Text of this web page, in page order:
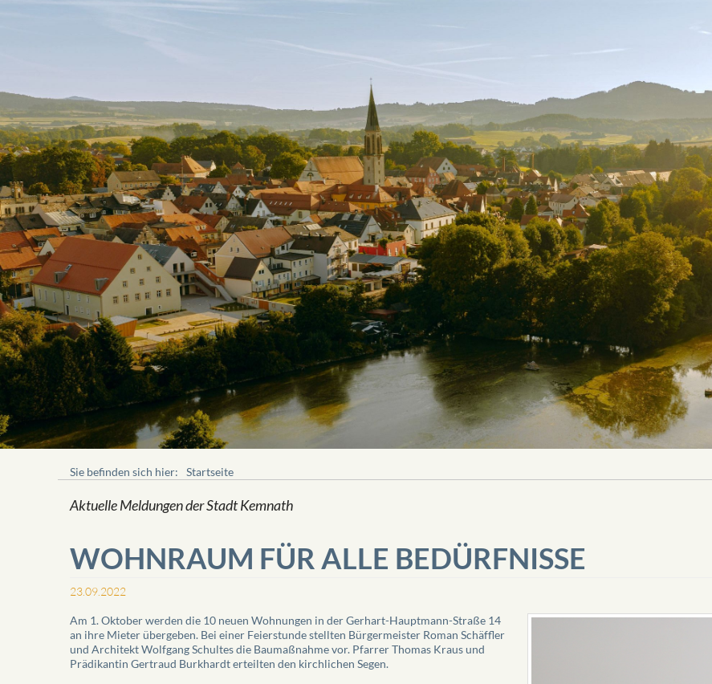
Sie befinden sich hier: Startseite
Aktuelle Meldungen der Stadt Kemnath
WOHNRAUM FÜR ALLE BEDÜRFNISSE
23.09.2022
Am 1. Oktober werden die 10 neuen Wohnungen in der Gerhart-Hauptmann-Straße 14
an ihre Mieter übergeben. Bei einer Feierstunde stellten Bürgermeister Roman Schäffler
und Architekt Wolfgang Schultes die Baumaßnahme vor. Pfarrer Thomas Kraus und
Prädikantin Gertraud Burkhardt erteilten den kirchlichen Segen.